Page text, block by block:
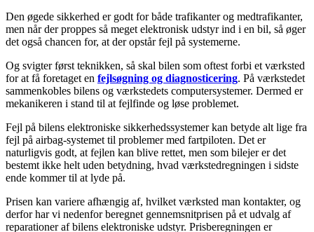
Den øgede sikkerhed er godt for både trafikanter og medtrafikanter,
men når der proppes så meget elektronisk udstyr ind i en bil, så øger
det også chancen for, at der opstår fejl på systemerne.
Og svigter først teknikken, så skal bilen som oftest forbi et værksted
for at få foretaget en fejlsøgning og diagnosticering. På værkstedet
sammenkobles bilens og værkstedets computersystemer. Dermed er
mekanikeren i stand til at fejlfinde og løse problemet.
Fejl på bilens elektroniske sikkerhedssystemer kan betyde alt lige fra
fejl på airbag-systemet til problemer med fartpiloten. Det er
naturligvis godt, at fejlen kan blive rettet, men som bilejer er det
bestemt ikke helt uden betydning, hvad værkstedregningen i sidste
ende kommer til at lyde på.
Prisen kan variere afhængig af, hvilket værksted man kontakter, og
derfor har vi nedenfor beregnet gennemsnitprisen på et udvalg af
reparationer af bilens elektroniske udstyr. Prisberegningen er